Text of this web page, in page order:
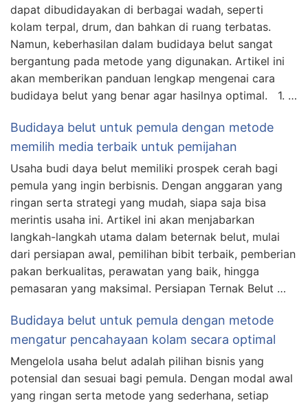
dapat dibudidayakan di berbagai wadah, seperti
kolam terpal, drum, dan bahkan di ruang terbatas.
Namun, keberhasilan dalam budidaya belut sangat
bergantung pada metode yang digunakan. Artikel ini
akan memberikan panduan lengkap mengenai cara
budidaya belut yang benar agar hasilnya optimal. 1. …
Budidaya belut untuk pemula dengan metode
memilih media terbaik untuk pemijahan
Usaha budi daya belut memiliki prospek cerah bagi
pemula yang ingin berbisnis. Dengan anggaran yang
ringan serta strategi yang mudah, siapa saja bisa
merintis usaha ini. Artikel ini akan menjabarkan
langkah-langkah utama dalam beternak belut, mulai
dari persiapan awal, pemilihan bibit terbaik, pemberian
pakan berkualitas, perawatan yang baik, hingga
pemasaran yang maksimal. Persiapan Ternak Belut …
Budidaya belut untuk pemula dengan metode
mengatur pencahayaan kolam secara optimal
Mengelola usaha belut adalah pilihan bisnis yang
potensial dan sesuai bagi pemula. Dengan modal awal
yang ringan serta metode yang sederhana, setiap